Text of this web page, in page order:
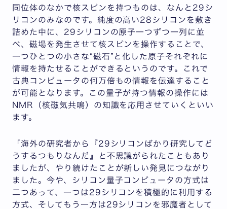
同位体のなかで核スピンを持つものは、なんと29シ
リコンのみなのです。純度の高い28シリコンを敷き
詰めた中に、29シリコンの原子一つずつ一列に並
べ、磁場を発生させて核スピンを操作することで、
一つひとつの小さな“磁石”と化した原子それぞれに
情報を持たせることができるというのです。これで
古典コンピュータの何万倍もの情報を伝達すること
が可能となります。この量子が持つ情報の操作には
NMR（核磁気共鳴）の知識を応用させていくといい
ます。
「海外の研究者から『29シリコンばかり研究してど
うするつもりなんだ』と不思議がられたこともあり
ましたが、やり続けたことが新しい発見につながり
ました。今や、シリコン量子コンピュータの方式は
二つあって、一つは29シリコンを積極的に利用する
方式、そしてもう一方は29シリコンを邪魔者として